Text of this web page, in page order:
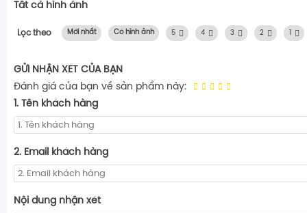
Tất cả hình ảnh
Lọc theo Mới nhất Có hình ảnh 5 4 3 2
GỬI NHẬN XÉT CỦA BẠN
Đánh giá của bạn về sản phẩm này:
1. Tên khách hàng
2. Email khách hàng
Nội dung nhận xét